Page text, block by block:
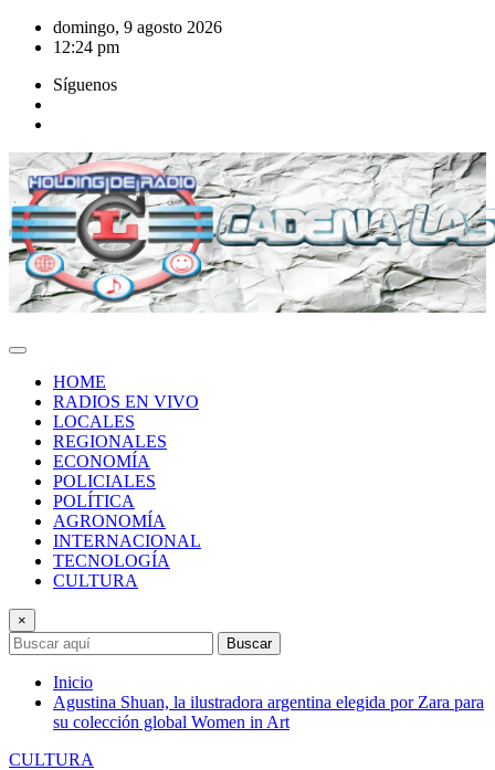
Saltar
domingo, 9 agosto 2026
12:24 pm
Síguenos
HOME
RADIOS EN VIVO
LOCALES
REGIONALES
ECONOMÍA
POLICIALES
POLÍTICA
AGRONOMÍA
INTERNACIONAL
TECNOLOGÍA
CULTURA
×
Buscar
Inicio
Agustina Shuan, la ilustradora argentina elegida por Zara para
su colección global Women in Art
CULTURA